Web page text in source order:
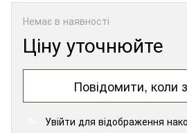
Немає в наявності
Ціну уточнюйте
Повідомити, коли
Увійти для відображення